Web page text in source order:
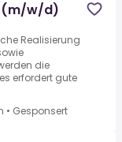
(m/w/d)
Realisierung
die
erfordert gute
• Gesponsert